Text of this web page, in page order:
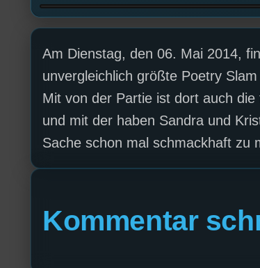
Am Dienstag, den 06. Mai 2014,
unvergleichlich größte Poetry
Mit von der Partie ist dort auch
und mit der haben Sandra und
Sache schon mal schmackhaft zu
Kommentar